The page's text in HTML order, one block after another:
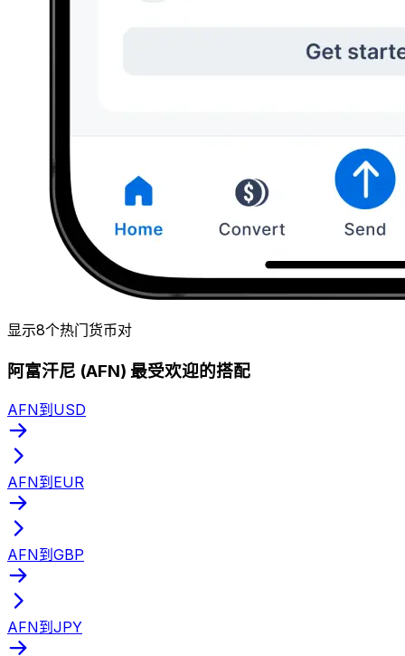
显示8个热门货币对
阿富汗尼 (AFN) 最受欢迎的搭配
AFN到USD
AFN到EUR
AFN到GBP
AFN到JPY